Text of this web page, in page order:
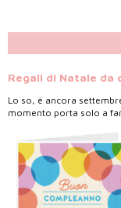
Regali di Natale da
Lo so, è ancora
momento porta solo a